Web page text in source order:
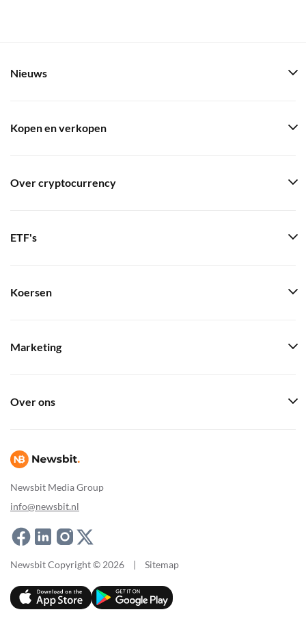
Newsbit Media Group
info@newsbit.nl
Nieuws
Kopen en verkopen
Over cryptocurrency
ETF's
Koersen
Marketing
Over ons
Newsbit Copyright © 2026 | Sitemap